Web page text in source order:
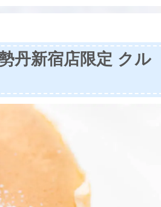
丹新宿店限定 クル